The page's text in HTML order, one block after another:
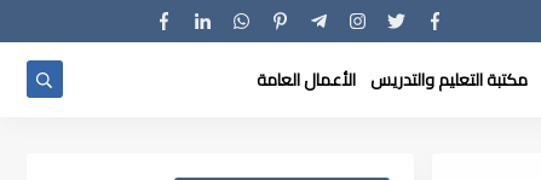
مكتبة التعليم والتدريس الأعمال العامة